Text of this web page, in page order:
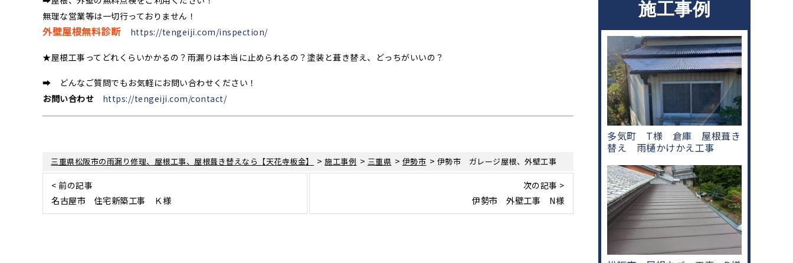
無理な営業等は一切行っておりません！
外壁屋根無料診断 https://tengeiji.com/inspection/
★屋根工事ってどれくらいかかるの？雨漏りは本当に止められるの？塗装と葺き替え、どっちがいいの？
➡ どんなご質問でもお気軽にお問い合わせください！
お問い合わせ
https://tengeiji.com/contact/
三重県松阪市の雨漏り修理、屋根工事、屋根葺き替えなら【天花寺板金】 >施工事例 > 三重県 > 伊勢市 > 伊勢市 ガレージ屋根、外壁工事
< 前の記事
名古屋市 住宅新築工事 Ｋ様
次の記事 >
伊勢市 外壁工事 N様
施工事例
多気町 T様 倉庫 屋根葺き
替え 雨樋かけかえ工事